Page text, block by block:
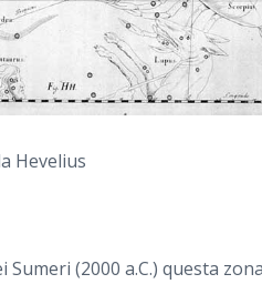
Hevelius
Sumeri (2000 a.C.) questa